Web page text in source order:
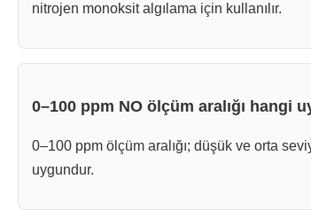
nitrojen monoksit algılama için kullanılır.
0–100 ppm NO ölçüm aralığı hangi
0–100 ppm ölçüm aralığı; düşük ve orta
uygundur.